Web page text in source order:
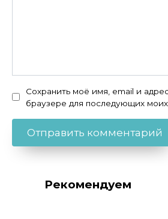
Сохранить моё имя, email и
браузере для последующих
Рекомендуем